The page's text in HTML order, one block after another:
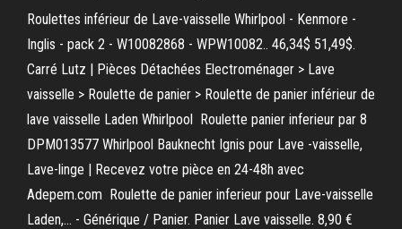
Roulettes inférieur de Lave-vaisselle Whirlpool - Kenmore -
Inglis - pack 2 - W10082868 - WPW10082.. 46,34$ 51,49$.
Carré Lutz | Pièces Détachées Electroménager > Lave
vaisselle > Roulette de panier > Roulette de panier inférieur de
lave vaisselle Laden Whirlpool Roulette panier inferieur par 8
DPM013577 Whirlpool Bauknecht Ignis pour Lave -vaisselle,
Lave-linge | Recevez votre pièce en 24-48h avec
Adepem.com Roulette de panier inferieur pour Lave-vaisselle
Laden,… - Générique / Panier. Panier Lave vaisselle. 8,90 €